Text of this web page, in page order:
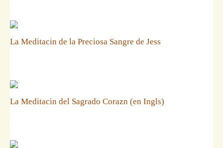
La Meditacin de la Preciosa Sangre de Jess
La Meditacin del Sagrado Corazn (en Ingls)